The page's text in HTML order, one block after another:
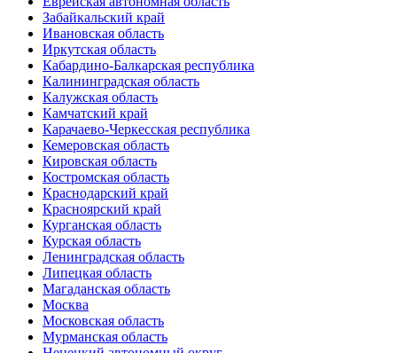
Забайкальский край
Ивановская область
Иркутская область
Кабардино-Балкарская республика
Калининградская область
Калужская область
Камчатский край
Карачаево-Черкесская республика
Кемеровская область
Кировская область
Костромская область
Краснодарский край
Красноярский край
Курганская область
Курская область
Ленинградская область
Липецкая область
Магаданская область
Москва
Московская область
Мурманская область